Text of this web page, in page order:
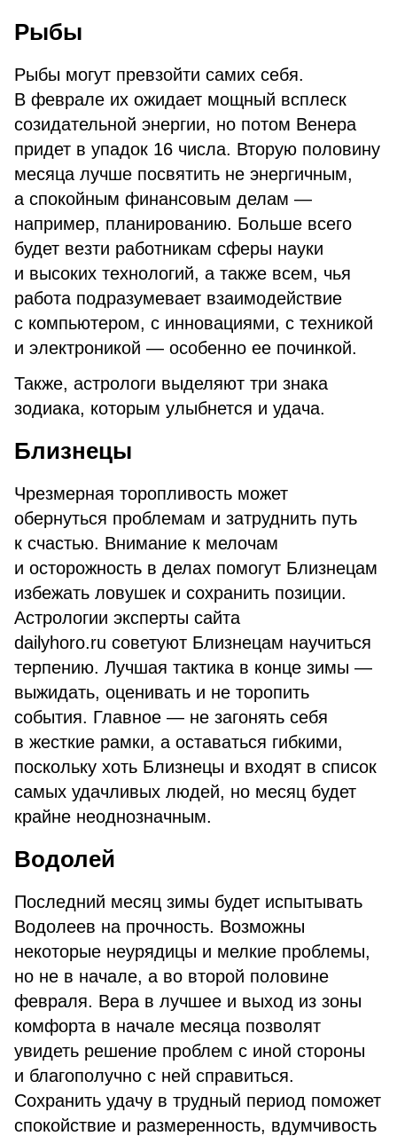
Рыбы
Рыбы могут превзойти самих себя.
В феврале их ожидает мощный всплеск
созидательной энергии, но потом Венера
придет в упадок 16 числа. Вторую половину
месяца лучше посвятить не энергичным,
а спокойным финансовым делам —
например, планированию. Больше всего
будет везти работникам сферы науки
и высоких технологий, а также всем, чья
работа подразумевает взаимодействие
с компьютером, с инновациями, с техникой
и электроникой — особенно ее починкой.
Также, астрологи выделяют три знака
зодиака, которым улыбнется и удача.
Близнецы
Чрезмерная торопливость может
обернуться проблемам и затруднить путь
к счастью. Внимание к мелочам
и осторожность в делах помогут Близнецам
избежать ловушек и сохранить позиции.
Астрологии эксперты сайта
dailyhoro.ru советуют Близнецам научиться
терпению. Лучшая тактика в конце зимы —
выжидать, оценивать и не торопить
события. Главное — не загонять себя
в жесткие рамки, а оставаться гибкими,
поскольку хоть Близнецы и входят в список
самых удачливых людей, но месяц будет
крайне неоднозначным.
Водолей
Последний месяц зимы будет испытывать
Водолеев на прочность. Возможны
некоторые неурядицы и мелкие проблемы,
но не в начале, а во второй половине
февраля. Вера в лучшее и выход из зоны
комфорта в начале месяца позволят
увидеть решение проблем с иной стороны
и благополучно с ней справиться.
Сохранить удачу в трудный период поможет
спокойствие и размеренность, вдумчивость